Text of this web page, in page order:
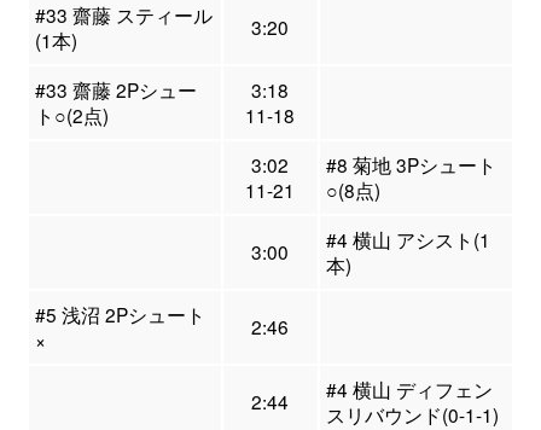
#33 齋藤 スティール
(1本)
3:20
#33 齋藤 2Pシュー
ト○(2点)
3:18
11-18
3:02
11-21
#8 菊地 3Pシュート
○(8点)
3:00
#4 横山 アシスト(1
本)
#5 浅沼 2Pシュート
×
2:46
2:44
#4 横山 ディフェン
スリバウンド(0-1-1)